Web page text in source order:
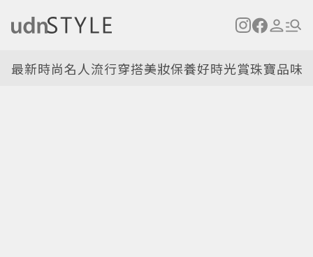
最新時尚名人流行穿搭美妝保養好時光賞珠寶品味